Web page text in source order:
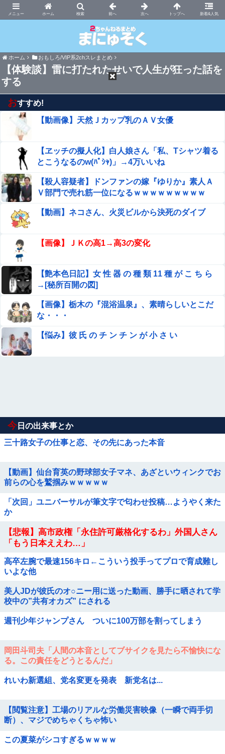
ホーム 新着&人気
まにゅそく 2chまとめニュース速報VIP
ホーム おもしろ/VIP系2chスレまとめ
【体験談】雷に打たれたせいで人生が狂った話を
する
おすすめ!
【動画像】天然Ｊカップ乳のＡＶ女優
【ヱッチの擬人化】白人娘さん「私、Tシャツ着る
とこうなるのw(ﾊﾟｼｬ)」→4万いいね
【殺人容疑者】ドンファンの嫁『ゆりか』素人Ａ
Ｖ部門で売れ筋一位になるｗｗｗｗｗｗｗｗｗ
【動画】ネコさん、火災ビルから決死のダイブ
【画像】ＪＫの高1→高3の変化
【艶本色日記】女 性 器 の 種 類 11 種 が こ ち ら
→[秘所百開の図]
【画像】栃木の『混浴温泉』、素晴らしいとこだ
な・・・
【悩み】彼 氏 の チ ン チ ン が 小 さ い
今 日の出来事とか
三十路女子の仕事と恋、その先にあった本音
【動画】仙台育英の野球部女子マネ、あざといウィンクでお
前らの心を鷲掴みｗｗｗｗｗ
「次回」ユニバーサルが筆文字で匂わせ投稿…ようやく来た
か
【悲報】高市政権「永住許可厳格化するわ」外国人さん
「もう日本ええわ…」
高卒左腕で最速156キロ←こういう投手ってプロで育成難し
いよな他
美人JDが彼氏のオ○ニー用に送った動画、勝手に晒されて学
校中の”共有オカズ” にされる
週刊少年ジャンプさん ついに100万部を割ってしまう
岡田斗司夫「人間の本音としてブサイクを見たら不愉快にな
る。この責任をどうとるんだ」
れいわ新選組、党名変更を発表 新党名は...
【閲覧注意】工場のリアルな労働災害映像（一瞬で両手切
断）、マジでめちゃくちゃ怖い
この夏菜がシコすぎるｗｗｗｗ